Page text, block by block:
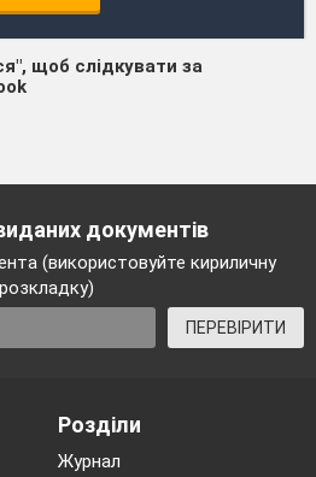
щоб слідкувати за
документів
(використовуйте кириличну
розкладку)
ПЕРЕВІРИТИ
Розділи
Журнал